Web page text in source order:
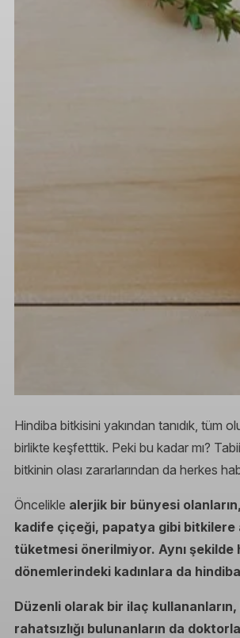
Hindiba bitkisini yakından tanıdık, tüm
birlikte keşfetttik. Peki bu kadar mı?
bitkinin olası zararlarından da herkes
Öncelikle alerjik bir bünyesi
kadife çiçeği, papatya gibi bitkilere
tüketmesi önerilmiyor. Aynı şekilde
dönemlerindeki kadınlara da
Düzenli olarak bir ilaç
rahatsızlığı bulunanların da